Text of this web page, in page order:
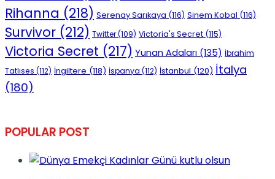
Rihanna (218) Serenay Sarıkaya (116) Sinem Kobal (116)
Survivor (212) Twitter(109) Victoria's Secret (115)
Victoria Secret (217) Yunan Adaları (135) İbrahim
Tatlıses (112) İngiltere (118) İspanya (112) İstanbul (120) İtalya
(180)
POPULAR POST